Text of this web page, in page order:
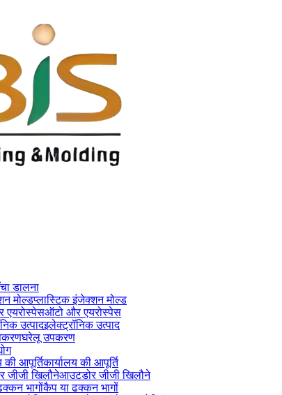
डालना
प्लास्टिक इंजेक्शन मोल्ड
ऑटो और एयरोस्पेस
इलेक्ट्रॉनिक उत्पाद
घरेलू उपकरण
कार्यालय की आपूर्ति
आउटडोर जीजी खिलौने
कैप या ढक्कन भागों